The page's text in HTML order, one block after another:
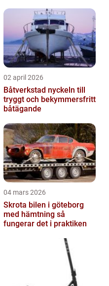
02 april 2026
Båtverkstad nyckeln till
tryggt och bekymmersfritt
båtägande
04 mars 2026
Skrota bilen i göteborg
med hämtning så
fungerar det i praktiken